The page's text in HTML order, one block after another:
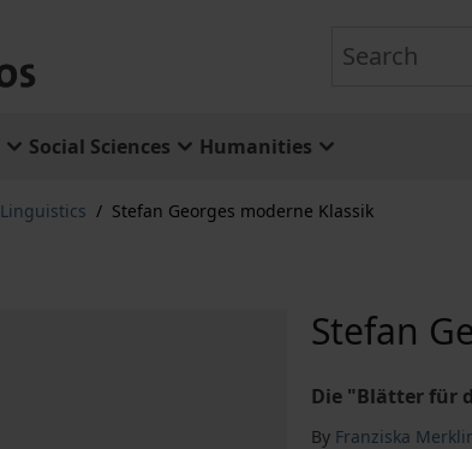
Social Sciences Humanities
Linguistics / Stefan Georges moderne Klassik
Stefan
Die "Blätter für
By Franziska